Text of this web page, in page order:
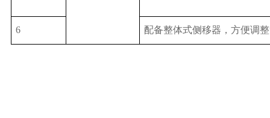
6 配备整体式侧移器，方便调